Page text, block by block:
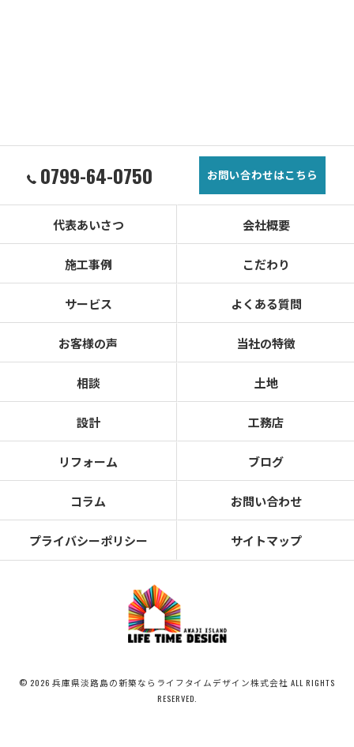
0799-64-0750 お問い合わせはこちら
代表あいさつ 会社概要
施工事例 こだわり
サービス よくある質問
お客様の声 当社の特徴
相談 土地
設計 工務店
リフォーム ブログ
コラム お問い合わせ
プライバシーポリシー サイトマップ
© 2026 兵庫県淡路島の新築ならライフタイムデザイン株式会社 ALL RIGHTS
RESERVED.